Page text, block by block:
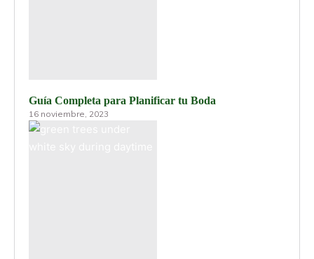
Guía Completa para Planificar tu Boda
16 noviembre, 2023